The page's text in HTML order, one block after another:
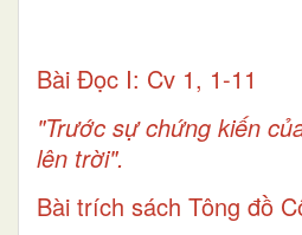
Bài Ðọc I: Cv 1, 1-11
"Trước sự chứng kiến
lên trời".
Bài trích sách Tông đồ